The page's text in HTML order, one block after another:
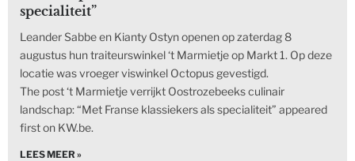
specialiteit”
Leander Sabbe en Kianty Ostyn openen op zaterdag 8
augustus hun traiteurswinkel ‘t Marmietje op Markt 1. Op deze
locatie was vroeger viswinkel Octopus gevestigd.
The post ‘t Marmietje verrijkt Oostrozebeeks culinair
landschap: “Met Franse klassiekers als specialiteit” appeared
first on KW.be.
LEES MEER »